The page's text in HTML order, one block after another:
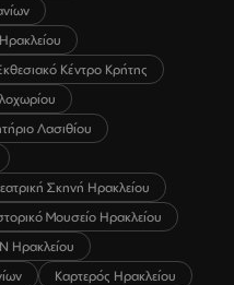
Κέντρο Κρήτης
Λασιθίου
Σκηνή Ηρακλείου
Μουσείο Ηρακλείου
Ηρακλείου
Καρτερός Ηρακλείου